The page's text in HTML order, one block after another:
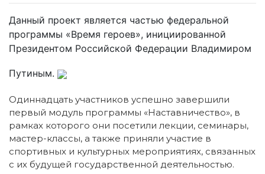
Данный проект является частью федеральной
программы «Время героев», инициированной
Президентом Российской Федерации Владимиром
Путиным.
Одиннадцать участников успешно завершили
первый модуль программы «Наставничество», в
рамках которого они посетили лекции, семинары,
мастер-классы, а также приняли участие в
спортивных и культурных мероприятиях, связанных
с их будущей государственной деятельностью.